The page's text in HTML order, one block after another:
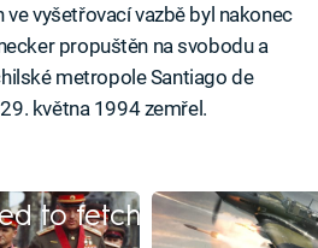
vyšetřovací vazbě byl nakonec
propuštěn na svobodu a
metropole Santiago de
května 1994 zemřel.
to fetch